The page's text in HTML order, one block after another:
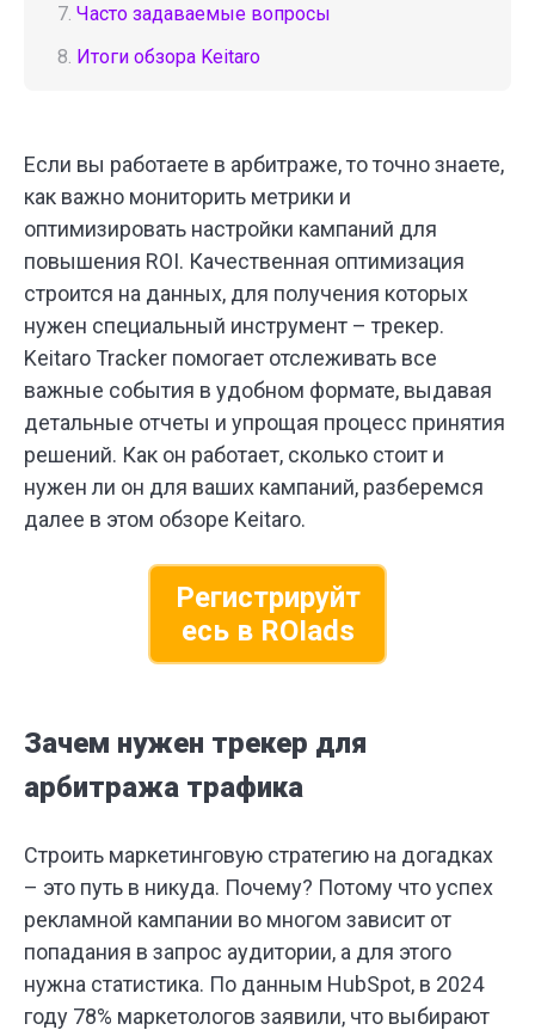
7. Часто задаваемые вопросы
8. Итоги обзора Keitaro
Если вы работаете в арбитраже, то точно знаете,
как важно мониторить метрики и
оптимизировать настройки кампаний для
повышения ROI. Качественная оптимизация
строится на данных, для получения которых
нужен специальный инструмент – трекер.
Keitaro Tracker помогает отслеживать все
важные события в удобном формате, выдавая
детальные отчеты и упрощая процесс принятия
решений. Как он работает, сколько стоит и
нужен ли он для ваших кампаний, разберемся
далее в этом обзоре Keitaro.
Регистрируйт
есь в ROIads
Зачем нужен трекер для
арбитража трафика
Строить маркетинговую стратегию на догадках
– это путь в никуда. Почему? Потому что успех
рекламной кампании во многом зависит от
попадания в запрос аудитории, а для этого
нужна статистика. По данным HubSpot, в 2024
году 78% маркетологов заявили, что выбирают